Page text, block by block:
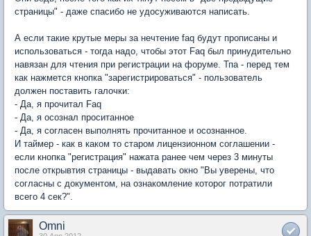
страницы" - даже спасибо не удосуживаются написать.
А если такие крутые меры за нечтение faq будут прописаны и
использоваться - тогда надо, чтобы этот Faq был принудительно
навязан для чтения при регистрации на форуме. Тпа - перед тем
как нажмется кнопка "зарегистрироваться" - пользователь
должен поставить галочки:
- Да, я прочитал Faq
- Да, я осознал проситанное
- Да, я согласен выполнять прочитанное и осознанное.
И таймер - как в каком то старом лицензионном соглашении -
если кнопка "регистрация" нажата ранее чем через 3 минуты
после открывтия страницы - выдавать окно "Вы уверены, что
согласны с документом, на ознакомление которог потратили
всего 4 сек?".
Omni